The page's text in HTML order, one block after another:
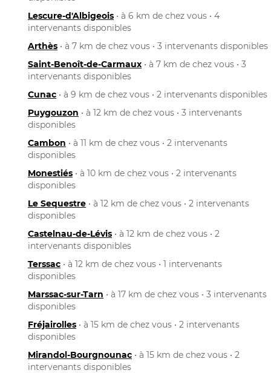
Lescure-d'Albigeois • à 6 km de chez vous • 4
intervenants disponibles
Arthès • à 7 km de chez vous • 3 intervenants disponibles
Saint-Benoît-de-Carmaux • à 7 km de chez vous • 3
intervenants disponibles
Cunac • à 9 km de chez vous • 2 intervenants disponibles
Puygouzon • à 12 km de chez vous • 3 intervenants
disponibles
Cambon • à 11 km de chez vous • 2 intervenants
disponibles
Monestiés • à 10 km de chez vous • 2 intervenants
disponibles
Le Sequestre • à 12 km de chez vous • 2 intervenants
disponibles
Castelnau-de-Lévis • à 12 km de chez vous • 2
intervenants disponibles
Terssac • à 12 km de chez vous • 1 intervenants
disponibles
Marssac-sur-Tarn • à 17 km de chez vous • 3 intervenants
disponibles
Fréjairolles • à 15 km de chez vous • 2 intervenants
disponibles
Mirandol-Bourgnounac • à 15 km de chez vous • 2
intervenants disponibles